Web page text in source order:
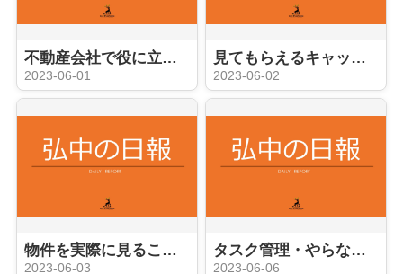
不動産会社で役に立つ事務員への道
2023-06-01
見てもらえるキャッチコピーやコメント？
2023-06-02
物件を実際に見ることができる内覧会
2023-06-03
タスク管理・やらなければならないこと
2023-06-06